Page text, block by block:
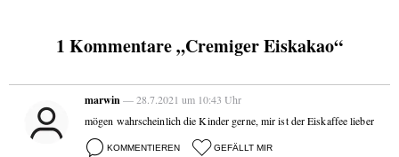
1 Kommentare „Cremiger Eiskakao“
marwin— 28.7.2021 um 10:43 Uhr
mögen wahrscheinlich die Kinder gerne, mir ist der Eiskaffee lieber
KOMMENTIEREN GEFÄLLT MIR